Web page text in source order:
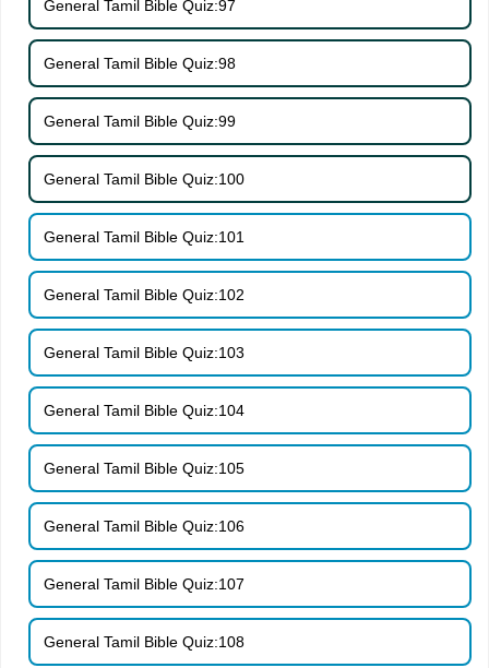
General Tamil Bible Quiz:97
General Tamil Bible Quiz:98
General Tamil Bible Quiz:99
General Tamil Bible Quiz:100
General Tamil Bible Quiz:101
General Tamil Bible Quiz:102
General Tamil Bible Quiz:103
General Tamil Bible Quiz:104
General Tamil Bible Quiz:105
General Tamil Bible Quiz:106
General Tamil Bible Quiz:107
General Tamil Bible Quiz:108